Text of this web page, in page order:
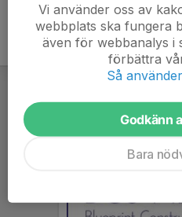
Vi använder oss av
webbplats ska fungera
även för webbanalys i
förbättra
Så
Godkänn
Bara